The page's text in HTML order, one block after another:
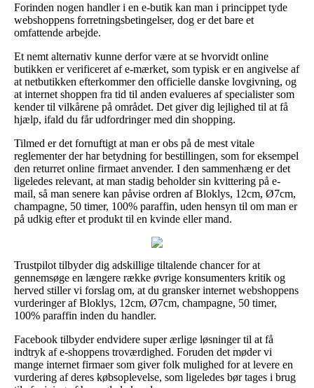
Forinden nogen handler i en e-butik kan man i princippet tyde
webshoppens forretningsbetingelser, dog er det bare et
omfattende arbejde.
Et nemt alternativ kunne derfor være at se hvorvidt online
butikken er verificeret af e-mærket, som typisk er en angivelse af
at netbutikken efterkommer den officielle danske lovgivning, og
at internet shoppen fra tid til anden evalueres af specialister som
kender til vilkårene på området. Det giver dig lejlighed til at få
hjælp, ifald du får udfordringer med din shopping.
Tilmed er det fornuftigt at man er obs på de mest vitale
reglementer der har betydning for bestillingen, som for eksempel
den returret online firmaet anvender. I den sammenhæng er det
ligeledes relevant, at man stadig beholder sin kvittering på e-
mail, så man senere kan påvise ordren af Bloklys, 12cm, Ø7cm,
champagne, 50 timer, 100% paraffin, uden hensyn til om man er
på udkig efter et produkt til en kvinde eller mand.
Trustpilot tilbyder dig adskillige tiltalende chancer for at
gennemsøge en længere række øvrige konsumenters kritik og
herved stiller vi forslag om, at du gransker internet webshoppens
vurderinger af Bloklys, 12cm, Ø7cm, champagne, 50 timer,
100% paraffin inden du handler.
Facebook tilbyder endvidere super ærlige løsninger til at få
indtryk af e-shoppens troværdighed. Foruden det møder vi
mange internet firmaer som giver folk mulighed for at levere en
vurdering af deres købsoplevelse, som ligeledes bør tages i brug